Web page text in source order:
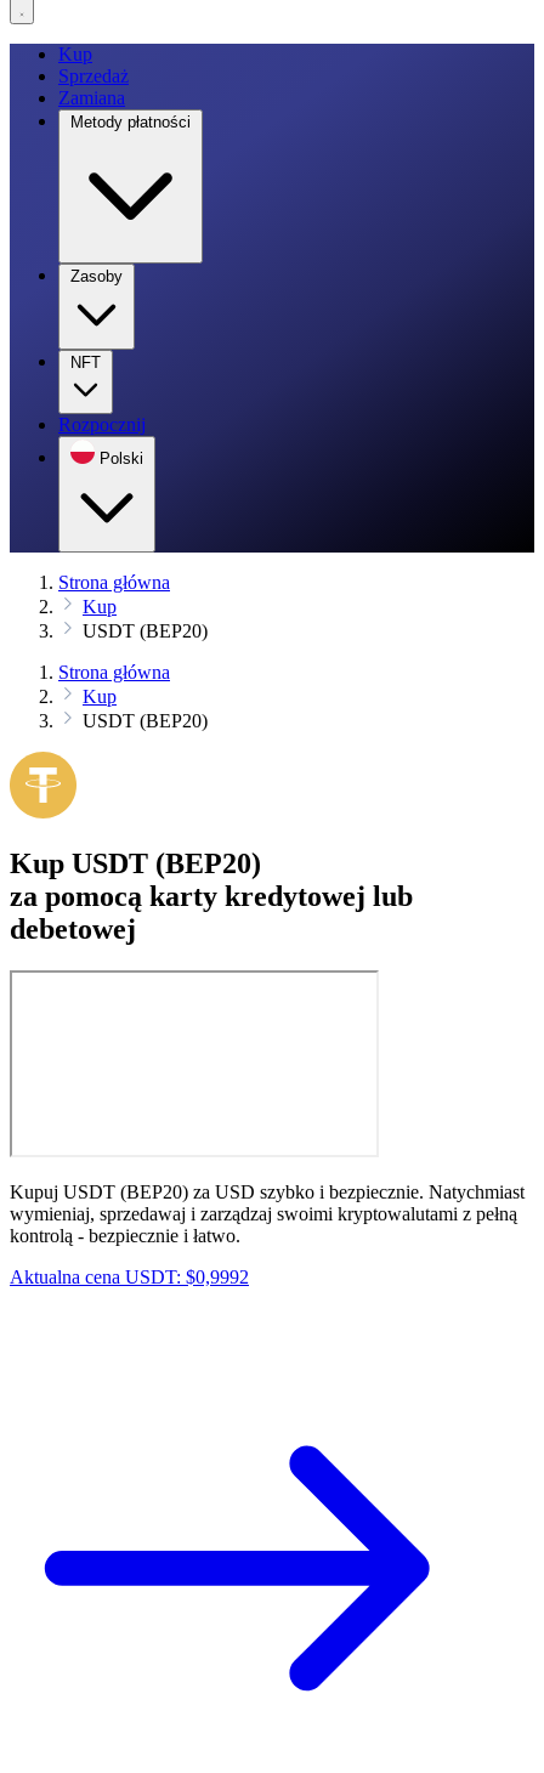
Kup
Sprzedaż
Zamiana
Metody płatności
Zasoby
NFT
Rozpocznij
Polski
Strona główna
Kup
USDT (BEP20)
Strona główna
Kup
USDT (BEP20)
Kup USDT (BEP20)
za pomocą karty kredytowej lub
debetowej
Kupuj USDT (BEP20) za USD szybko i bezpiecznie. Natychmiast
wymieniaj, sprzedawaj i zarządzaj swoimi kryptowalutami z pełną
kontrolą - bezpiecznie i łatwo.
Aktualna cena USDT: $0,9992